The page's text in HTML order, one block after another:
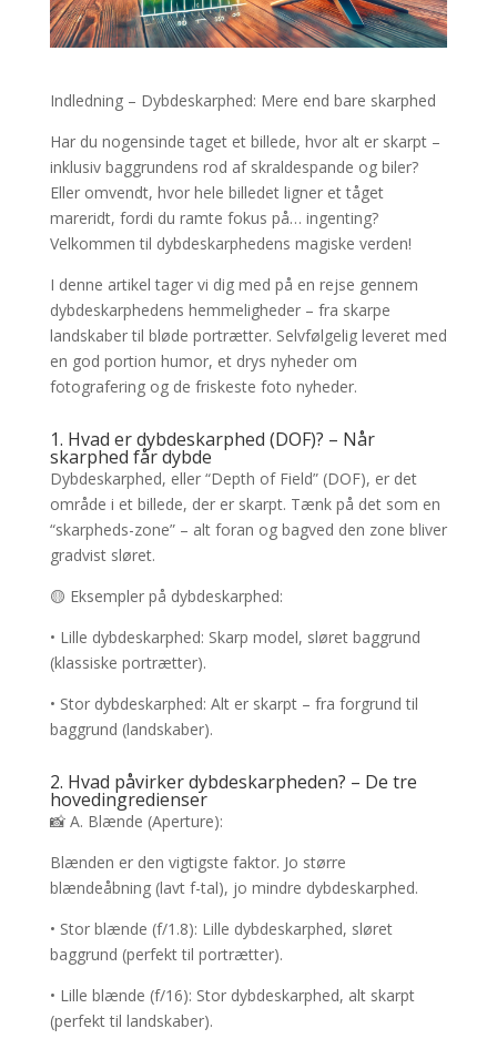
Indledning – Dybdeskarphed: Mere end bare skarphed
Har du nogensinde taget et billede, hvor alt er skarpt –
inklusiv baggrundens rod af skraldespande og biler?
Eller omvendt, hvor hele billedet ligner et tåget
mareridt, fordi du ramte fokus på… ingenting?
Velkommen til dybdeskarphedens magiske verden!
I denne artikel tager vi dig med på en rejse gennem
dybdeskarphedens hemmeligheder – fra skarpe
landskaber til bløde portrætter. Selvfølgelig leveret med
en god portion humor, et drys nyheder om
fotografering og de friskeste foto nyheder.
1. Hvad er dybdeskarphed (DOF)? – Når
skarphed får dybde
Dybdeskarphed, eller “Depth of Field” (DOF), er det
område i et billede, der er skarpt. Tænk på det som en
“skarpheds-zone” – alt foran og bagved den zone bliver
gradvist sløret.
🟡 Eksempler på dybdeskarphed:
• Lille dybdeskarphed: Skarp model, sløret baggrund
(klassiske portrætter).
• Stor dybdeskarphed: Alt er skarpt – fra forgrund til
baggrund (landskaber).
2. Hvad påvirker dybdeskarpheden? – De tre
hovedingredienser
📸 A. Blænde (Aperture):
Blænden er den vigtigste faktor. Jo større
blændeåbning (lavt f-tal), jo mindre dybdeskarphed.
• Stor blænde (f/1.8): Lille dybdeskarphed, sløret
baggrund (perfekt til portrætter).
• Lille blænde (f/16): Stor dybdeskarphed, alt skarpt
(perfekt til landskaber).